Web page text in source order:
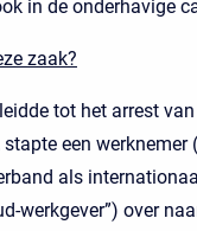
in de onderhavige
zaak?
tot het arrest
een werknemer
als
werkgever”) over